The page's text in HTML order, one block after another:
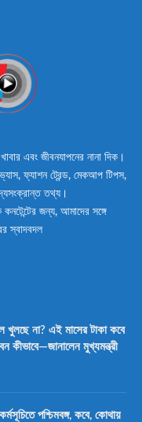
এবং জীবনযাপনের নানা দিক।
ফ্যাশন ট্রেন্ড, মেকআপ টিপস,
তথ্য।
জন্য, আমাদের সঙ্গে
স্বাদবদল
খুলছে না? এই মাসের টাকা কবে
কীভাবে—জানালেন মুখ্যমন্ত্রী
পশ্চিমবঙ্গ, কবে, কোথায়